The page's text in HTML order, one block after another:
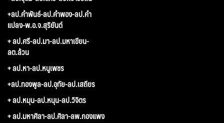
+ลป.คำพันธ์-ลป.คำพอง-ลป.คำ
แปลง-พ.อ.จ.สุริยันต์
+ ลป.ศรี-ลป.มา-ลป.มหาเขียน-
ลต.ล้วน
+ ลป.หา-ลป.หนูเพชร
+ลป.ทองพูล-ลป.อุทัย-ลป.เสถียร
+ ลป.หมุน-ลป.หนุน-ลป.วิจิตร
+ ลป.มหาศิลา-ลป.ศิลา-ลพ.กองแพง